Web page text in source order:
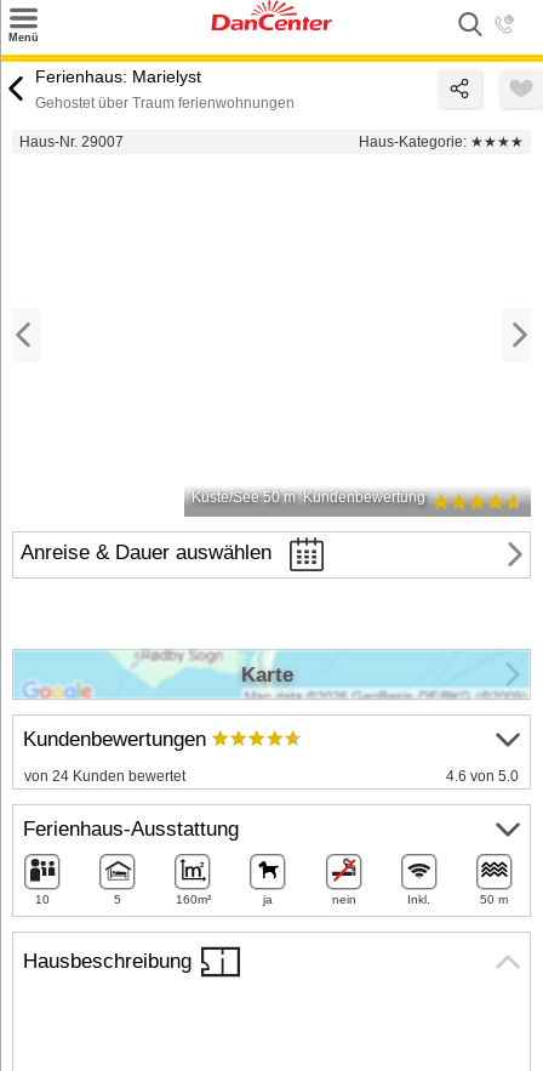
Menü
Suchen
Ferienhaus: Marielyst
Gehostet über Traum ferienwohnungen
Haus-Nr. 29007 Haus-Kategorie: ★★★★
Küste/See 50 m Kundenbewertung
Anreise & Dauer auswählen
Hausbeschreibung
Kundenbewertungen
von 24 Kunden bewertet 4.6 von 5.0
Ferienhaus-Ausstattung
10 5 160m² ja nein Inkl. 50 m
Karte